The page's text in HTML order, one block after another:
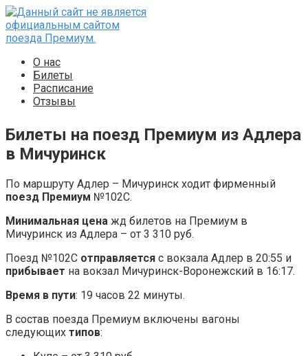
Перейти
к
контенту
О нас
Билеты
Расписание
Отзывы
Билеты на поезд Премиум из Адлера
в Мичуринск
По маршруту Адлер – Мичуринск ходит фирменный
поезд Премиум №102С.
Минимальная цена жд билетов на Премиум в
Мичуринск из Адлера – от 3 310 руб.
Поезд №102С отправляется с вокзала Адлер в 20:55 и
прибывает на вокзал Мичуринск-Воронежский в 16:17.
Время в пути: 19 часов 22 минуты.
В состав поезда Премиум включены вагоны
следующих типов: